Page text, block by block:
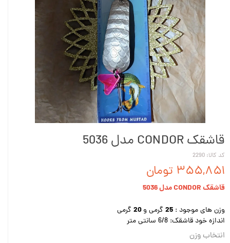
قاشقک CONDOR مدل 5036
کد کالا: 2290
۳۵۵,۸۵۱ تومان
قاشقک CONDOR مدل 5036
وزن های موجود : 25 گرمی و
گرمی
اندازه خود قاشقک: 6/8 سانتی متر
انتخاب وزن